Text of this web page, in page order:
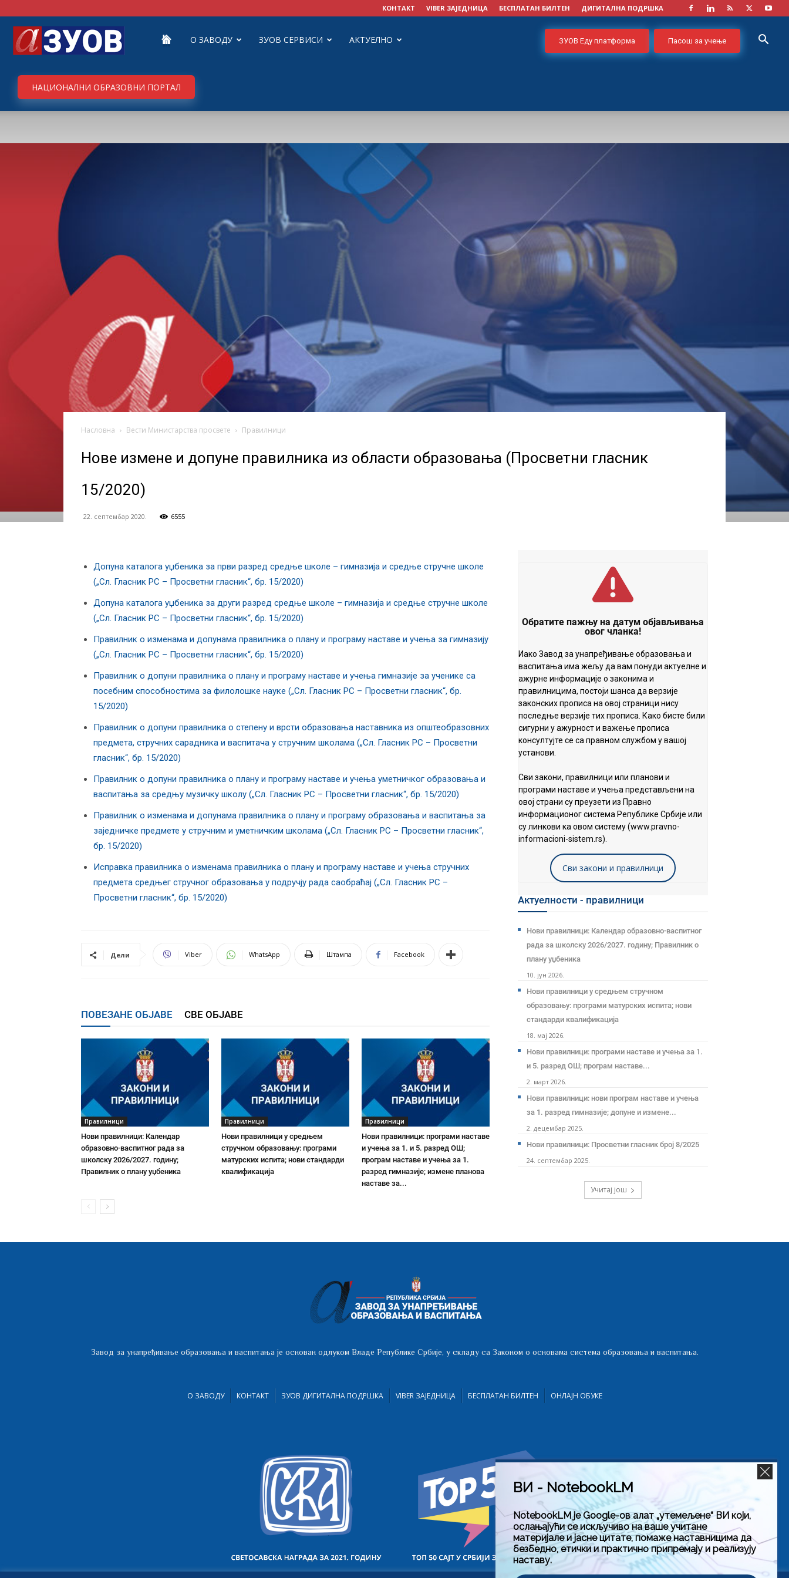
КОНТАКТ VIBER ЗАЈЕДНИЦА БЕСПЛАТАН БИЛТЕН ДИГИТАЛНА ПОДРШКА
ЗУОВ Еду платформа Пасош за учење
за
васпитања
О ЗАВОДУ ЗУОВ СЕРВИСИ АКТУЕЛНО
НАЦИОНАЛНИ ОБРАЗОВНИ ПОРТАЛ
Насловна Вести Министарства просвете Правилници
Нове измене и допуне правилника из области образовања (Просветни гласник
15/2020)
22. септембар 2020. 6555
Допуна каталога уџбеника за први разред средње школе – гимназија и средње стручне школе
(„Сл. Гласник РС – Просветни гласник“, бр. 15/2020)
Допуна каталога уџбеника за други разред средње школе – гимназија и средње стручне школе
(„Сл. Гласник РС – Просветни гласник“, бр. 15/2020)
Правилник о изменама и допунама правилника о плану и програму наставе и учења за гимназију
(„Сл. Гласник РС – Просветни гласник“, бр. 15/2020)
Правилник о допуни правилника о плану и програму наставе и учења гимназије за ученике са
посебним способностима за филолошке науке („Сл. Гласник РС – Просветни гласник“, бр.
15/2020)
Правилник о допуни правилника о степену и врсти образовања наставника из општеобразовних
предмета, стручних сарадника и васпитача у стручним школама („Сл. Гласник РС – Просветни
гласник“, бр. 15/2020)
Правилник о допуни правилника о плану и програму наставе и учења уметничког образовања и
васпитања за средњу музичку школу („Сл. Гласник РС – Просветни гласник“, бр. 15/2020)
Правилник о изменама и допунама правилника о плану и програму образовања и васпитања за
заједничке предмете у стручним и уметничким школама („Сл. Гласник РС – Просветни гласник“,
бр. 15/2020)
Исправка правилника о изменама правилника о плану и програму наставе и учења стручних
предмета средњег стручног образовања у подручју рада саобраћај („Сл. Гласник РС –
Просветни гласник“, бр. 15/2020)
Дели Viber WhatsApp Штампа Facebook
ПОВЕЗАНЕ ОБЈАВЕ СВЕ ОБЈАВЕ
Правилници
Нови правилници: Календар
образовно-васпитног рада за
школску 2026/2027. годину;
Правилник о плану уџбеника
Правилници
Нови правилници у средњем
стручном образовању: програми
матурских испита; нови стандарди
квалификација
Правилници
Нови правилници: програми наставе
и учења за 1. и 5. разред ОШ;
програм наставе и учења за 1.
разред гимназије; измене планова
наставе за...
Обратите пажњу на датум објављивања
овог чланка!
Иако Завод за унапређивање образовања и
васпитања има жељу да вам понуди актуелне и
ажурне информације о законима и
правилницима, постоји шанса да верзије
законских прописа на овој страници нису
последње верзије тих прописа. Како бисте били
сигурни у ажурност и важење прописа
консултујте се са правном службом у вашој
установи.
Сви закони, правилници или планови и
програми наставе и учења представљени на
овој страни су преузети из Правно
информационог система Републике Србије или
су линкови ка овом систему (www.pravno-
informacioni-sistem.rs).
Сви закони и правилници
Актуелности - правилници
Нови правилници: Календар образовно-васпитног
рада за школску 2026/2027. годину; Правилник о
плану уџбеника
10. јун 2026.
Нови правилници у средњем стручном
образовању: програми матурских испита; нови
стандарди квалификација
18. мај 2026.
Нови правилници: програми наставе и учења за 1.
и 5. разред ОШ; програм наставе...
2. март 2026.
Нови правилници: нови програм наставе и учења
за 1. разред гимназије; допуне и измене...
2. децембар 2025.
Нови правилници: Просветни гласник број 8/2025
24. септембар 2025.
Учитај још
Завод за унапређивање образовања и васпитања је основан одлуком Владе Републике Србије, у складу са Законом о основама система образовања и васпитања.
О ЗАВОДУ КОНТАКТ ЗУОВ ДИГИТАЛНА ПОДРШКА VIBER ЗАЈЕДНИЦА БЕСПЛАТАН БИЛТЕН ОНЛАЈН ОБУКЕ
ВИ - NotebookLM
NotebookLM је Google-ов алат „утемељене“ ВИ који,
ослањајући се искључиво на ваше учитане
материјале и јасне цитате, помаже наставницима да
безбедно, етички и практично припремају и реализују
наставу.